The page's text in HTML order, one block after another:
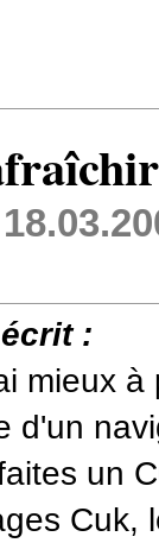
:
mieux
d'un
un
Cuk,